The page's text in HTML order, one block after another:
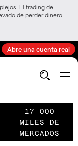
El trading de
de perder dinero
Abre una cuenta real
17 000
MILES DE
MERCADOS